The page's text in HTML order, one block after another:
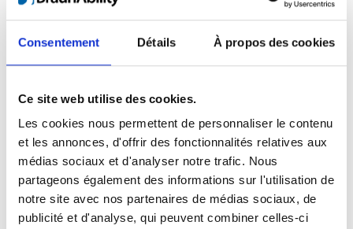
Consentement Détails À propos des cookies
Ce site web utilise des cookies.
Les cookies nous permettent de personnaliser le contenu
et les annonces, d'offrir des fonctionnalités relatives aux
médias sociaux et d'analyser notre trafic. Nous
partageons également des informations sur l'utilisation de
notre site avec nos partenaires de médias sociaux, de
publicité et d'analyse, qui peuvent combiner celles-ci
suffit s’enfoncer le
bouton.
soit. Ni levage, ni mise en place de charges
lourdes, ni postures inconfortables. Éloignez-
vous de quelques pas et regardez le Joey Lift
se mettre à l’œuvre. Il charge jusqu’à 159 kg
dans votre voiture en toute sécurité.